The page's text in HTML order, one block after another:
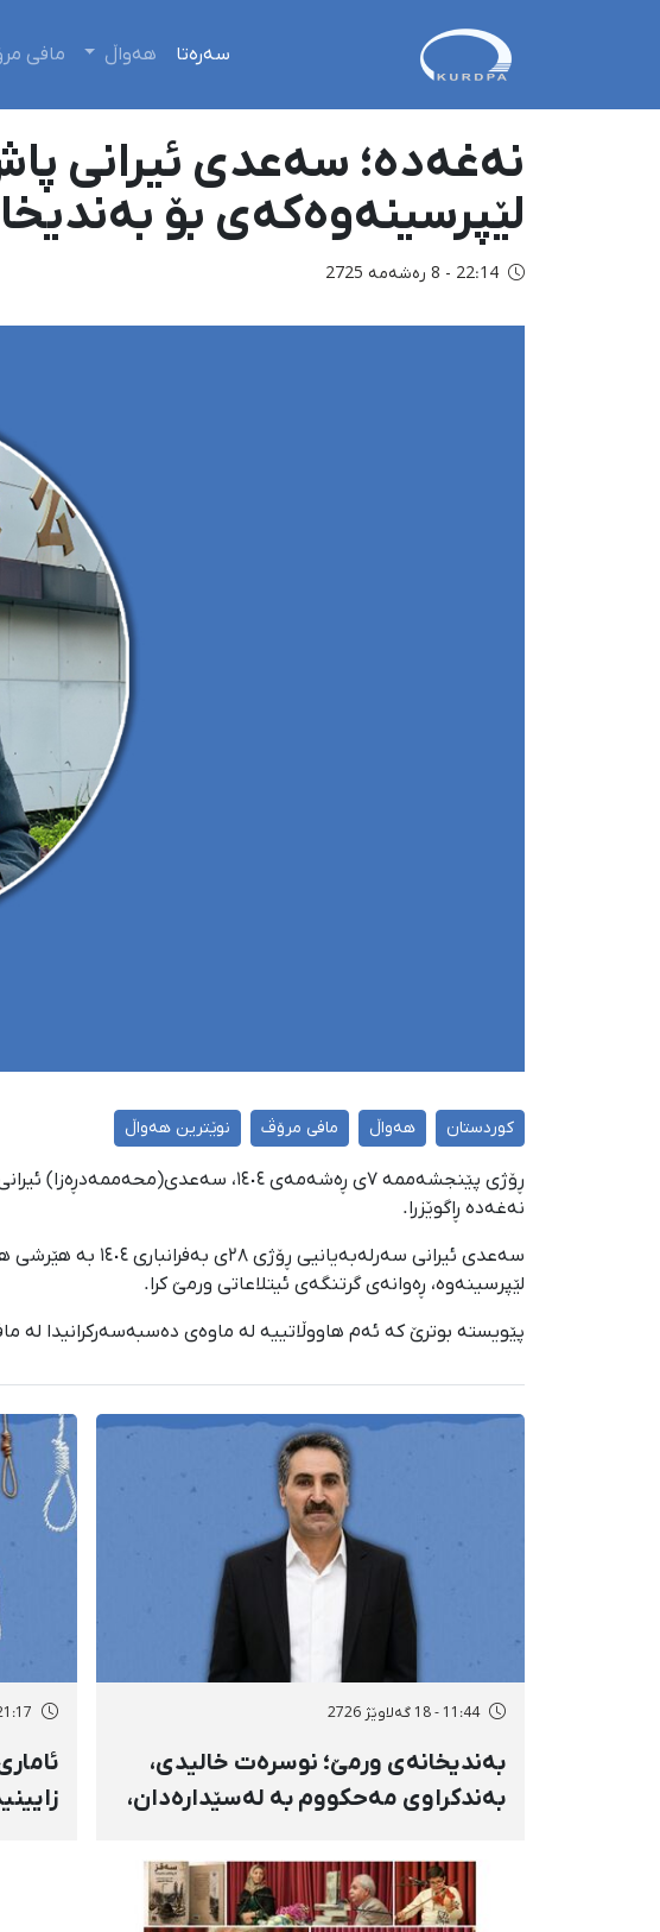
سەرەتا هەواڵ مافی
نەغەده؛ سەعدی ئیرانی
لێپرسینەوەکەی بۆ
22:14 - 8 رەشەمه 2725
کوردستان هەواڵ مافی مرۆڤ نوێترین هەواڵ
نەغەدە ڕاگوێزرا.
سەعدی ئیرانی
لێپرسینەوە، ڕەوانەی گرتنگەی ئیتلاعاتی ورمێ کرا.
پێویستە بوترێ کە ئەم هاووڵاتییە لە ماوەی دەسبەسەرکرانیدا لە
11:44 - 18 گەلاوێژ 2726
بەندیخانەی ورمێ؛ نوسرەت خالیدی،
بەندکراوی مەحکووم بە لەسێدارەدان،
درەنگوەخت بۆ نەخۆشخانە گیانی
لەدەست دا
21:17 - 17 گەلاوێژ